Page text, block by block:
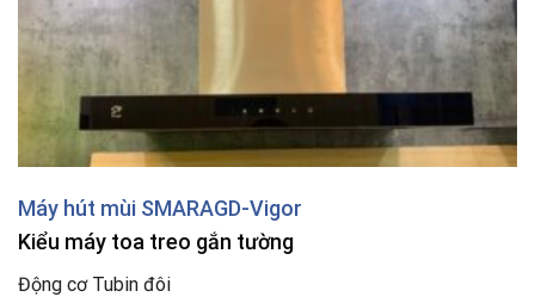
Máy hút mùi SMARAGD-Vigor
Kiểu máy toa treo gắn tường
Động cơ Tubin đôi